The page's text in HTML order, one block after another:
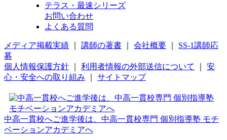
テラス・最速シリーズ
お問い合わせ
よくある質問
メディア掲載実績 講師の著書 会社概要
SS-1講師応
募
個人情報保護方針
利用者情報の外部送信について
安
心・安全への取り組み
サイトマップ
中高一貫校へご進学後は、中高一貫校専門 個別指導塾 モチ
ベーションアカデミアへ